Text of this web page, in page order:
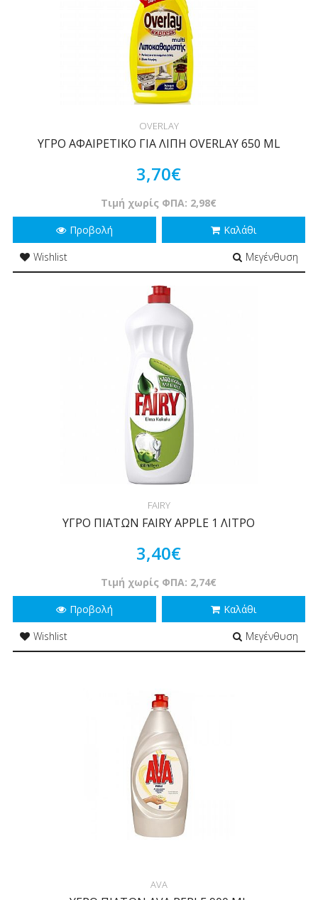
OVERLAY
ΥΓΡΟ ΑΦΑΙΡΕΤΙΚΟ ΓΙΑ ΛΙΠΗ OVERLAY 650 ML
3,70€
Τιμή χωρίς ΦΠΑ: 2,98€
Προβολή
Καλάθι
Wishlist
Μεγένθυση
FAIRY
ΥΓΡΟ ΠΙΑΤΩΝ FAIRY APPLE 1 ΛΙΤΡΟ
3,40€
Τιμή χωρίς ΦΠΑ: 2,74€
Προβολή
Καλάθι
Wishlist
Μεγένθυση
AVA